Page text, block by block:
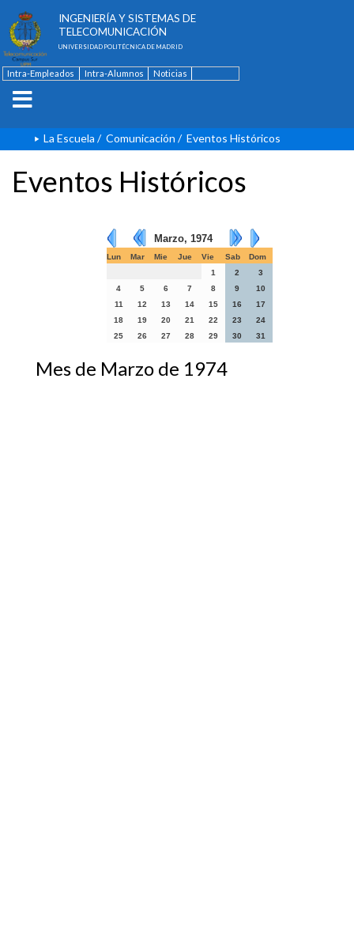
INGENIERÍA Y SISTEMAS DE
TELECOMUNICACIÓN
UNIVERSIDAD POLITÉCNICA DE MADRID
Intra-Empleados Intra-Alumnos
Noticias
La Escuela / Comunicación / Eventos Históricos
Eventos Históricos
Marzo, 1974
Lun Mar Mie Jue Vie Sab
Dom
1
2
3
4
5 6 7 8 9
10
11
12 13 14 15 16
17
18
19 20 21 22 23
24
25
26 27 28 29 30 31
Mes de Marzo de 1974